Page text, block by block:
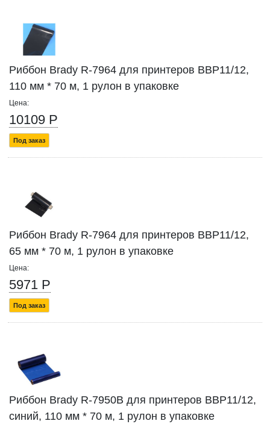
Риббон Brady R-7964 для принтеров BBP11/12,
110 мм * 70 м, 1 рулон в упаковке
Цена:
10109 Р
Под заказ
Риббон Brady R-7964 для принтеров BBP11/12,
65 мм * 70 м, 1 рулон в упаковке
Цена:
5971 Р
Под заказ
Риббон Brady R-7950B для принтеров BBP11/12,
синий, 110 мм * 70 м, 1 рулон в упаковке